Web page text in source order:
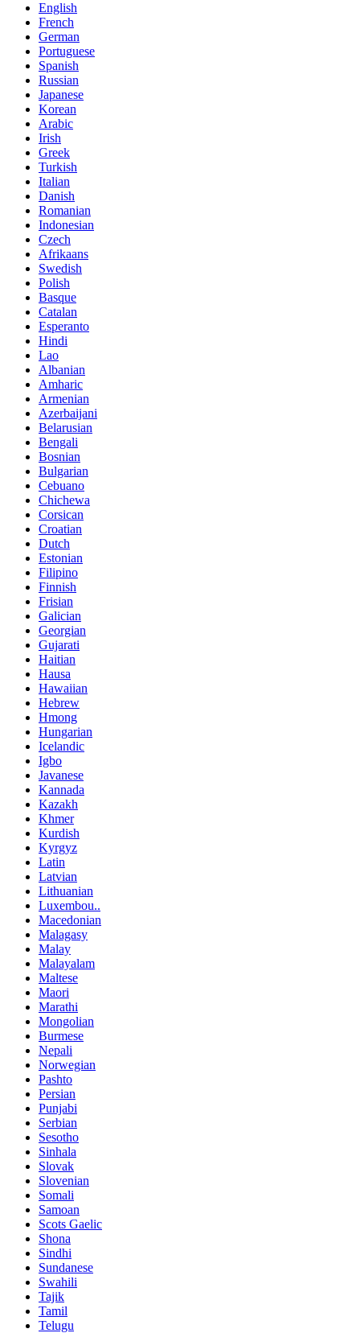
English
French
German
Portuguese
Spanish
Russian
Japanese
Korean
Arabic
Irish
Greek
Turkish
Italian
Danish
Romanian
Indonesian
Czech
Afrikaans
Swedish
Polish
Basque
Catalan
Esperanto
Hindi
Lao
Albanian
Amharic
Armenian
Azerbaijani
Belarusian
Bengali
Bosnian
Bulgarian
Cebuano
Chichewa
Corsican
Croatian
Dutch
Estonian
Filipino
Finnish
Frisian
Galician
Georgian
Gujarati
Haitian
Hausa
Hawaiian
Hebrew
Hmong
Hungarian
Icelandic
Igbo
Javanese
Kannada
Kazakh
Khmer
Kurdish
Kyrgyz
Latin
Latvian
Lithuanian
Luxembou..
Macedonian
Malagasy
Malay
Malayalam
Maltese
Maori
Marathi
Mongolian
Burmese
Nepali
Norwegian
Pashto
Persian
Punjabi
Serbian
Sesotho
Sinhala
Slovak
Slovenian
Somali
Samoan
Scots Gaelic
Shona
Sindhi
Sundanese
Swahili
Tajik
Tamil
Telugu